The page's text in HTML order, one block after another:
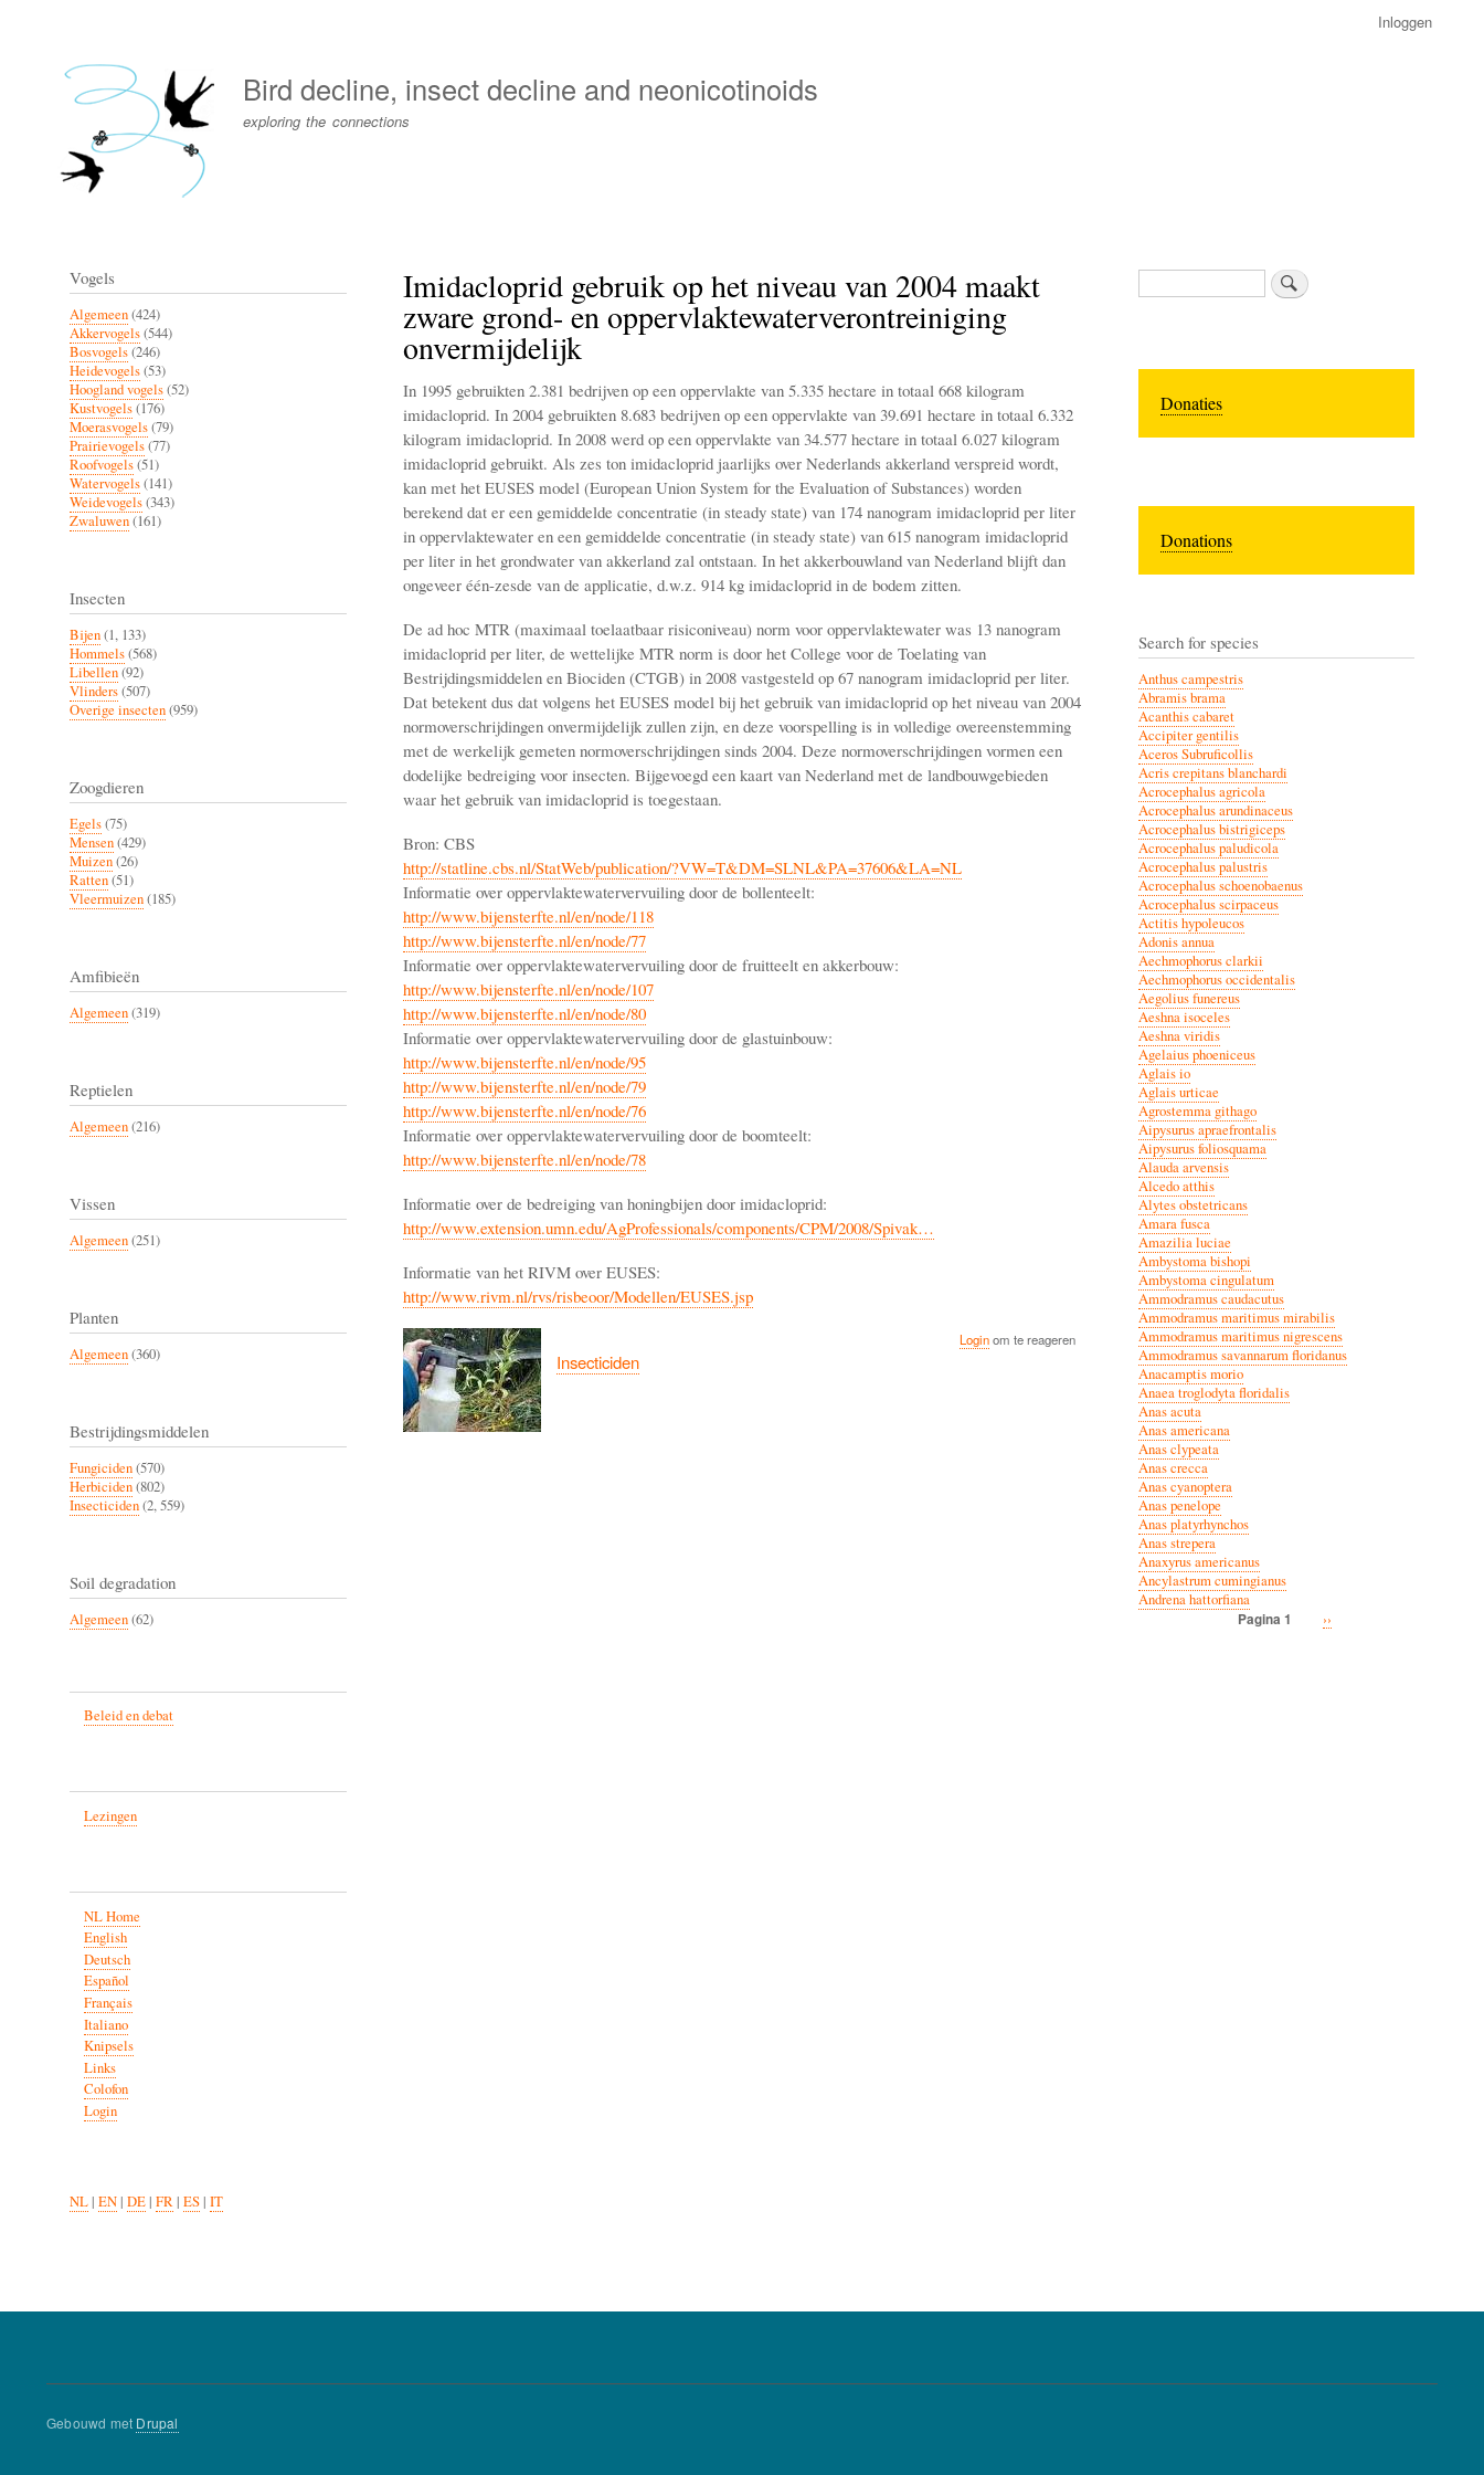
de
menu
Inloggen
Bird decline, insect decline and neonicotinoids
exploring the connections
Imidacloprid gebruik op het niveau van 2004 maakt
zware grond- en oppervlaktewaterverontreiniging
onvermijdelijk
In 1995 gebruikten 2.381 bedrijven op een oppervlakte van 5.335 hectare in totaal 668 kilogram
imidacloprid. In 2004 gebruikten 8.683 bedrijven op een oppervlakte van 39.691 hectare in totaal 6.332
kilogram imidacloprid. In 2008 werd op een oppervlakte van 34.577 hectare in totaal 6.027 kilogram
imidacloprid gebruikt. Als zes ton imidacloprid jaarlijks over Nederlands akkerland verspreid wordt,
kan met het EUSES model (European Union System for the Evaluation of Substances) worden
berekend dat er een gemiddelde concentratie (in steady state) van 174 nanogram imidacloprid per liter
in oppervlaktewater en een gemiddelde concentratie (in steady state) van 615 nanogram imidacloprid
per liter in het grondwater van akkerland zal ontstaan. In het akkerbouwland van Nederland blijft dan
ongeveer één-zesde van de applicatie, d.w.z. 914 kg imidacloprid in de bodem zitten.
De ad hoc MTR (maximaal toelaatbaar risiconiveau) norm voor oppervlaktewater was 13 nanogram
imidacloprid per liter, de wettelijke MTR norm is door het College voor de Toelating van
Bestrijdingsmiddelen en Biociden (CTGB) in 2008 vastgesteld op 67 nanogram imidacloprid per liter.
Dat betekent dus dat volgens het EUSES model bij het gebruik van imidacloprid op het niveau van 2004
normoverschrijdingen onvermijdelijk zullen zijn, en deze voorspelling is in volledige overeenstemming
met de werkelijk gemeten normoverschrijdingen sinds 2004. Deze normoverschrijdingen vormen een
dodelijke bedreiging voor insecten. Bijgevoegd een kaart van Nederland met de landbouwgebieden
waar het gebruik van imidacloprid is toegestaan.
Bron: CBS
http://statline.cbs.nl/StatWeb/publication/?VW=T&DM=SLNL&PA=37606&LA=NL
Informatie over oppervlaktewatervervuiling door de bollenteelt:
http://www.bijensterfte.nl/en/node/118
http://www.bijensterfte.nl/en/node/77
Informatie over oppervlaktewatervervuiling door de fruitteelt en akkerbouw:
http://www.bijensterfte.nl/en/node/107
http://www.bijensterfte.nl/en/node/80
Informatie over oppervlaktewatervervuiling door de glastuinbouw:
http://www.bijensterfte.nl/en/node/95
http://www.bijensterfte.nl/en/node/79
http://www.bijensterfte.nl/en/node/76
Informatie over oppervlaktewatervervuiling door de boomteelt:
http://www.bijensterfte.nl/en/node/78
Informatie over de bedreiging van honingbijen door imidacloprid:
http://www.extension.umn.edu/AgProfessionals/components/CPM/2008/Spivak…
Informatie van het RIVM over EUSES:
http://www.rivm.nl/rvs/risbeoor/Modellen/EUSES.jsp
Loginom te reageren
Insecticiden
Vogels
Algemeen(424)
Akkervogels(544)
Bosvogels(246)
Heidevogels(53)
Hoogland vogels(52)
Kustvogels(176)
Moerasvogels(79)
Prairievogels(77)
Roofvogels(51)
Watervogels(141)
Weidevogels(343)
Zwaluwen(161)
Insecten
Bijen(1, 133)
Hommels(568)
Libellen(92)
Vlinders(507)
Overige insecten(959)
Zoogdieren
Egels(75)
Mensen(429)
Muizen(26)
Ratten(51)
Vleermuizen(185)
Amfibieën
Algemeen(319)
Reptielen
Algemeen(216)
Vissen
Algemeen(251)
Planten
Algemeen(360)
Bestrijdingsmiddelen
Fungiciden(570)
Herbiciden(802)
Insecticiden(2, 559)
Soil degradation
Algemeen(62)
Beleid en debat
Lezingen
NL Home
English
Deutsch
Español
Français
Italiano
Knipsels
Links
Colofon
Login
NL| EN| DE| FR| ES| IT
Zoeken
Donaties
Donations
Search for species
Anthus campestris
Abramis brama
Acanthis cabaret
Accipiter gentilis
Aceros Subruficollis
Acris crepitans blanchardi
Acrocephalus agricola
Acrocephalus arundinaceus
Acrocephalus bistrigiceps
Acrocephalus paludicola
Acrocephalus palustris
Acrocephalus schoenobaenus
Acrocephalus scirpaceus
Actitis hypoleucos
Adonis annua
Aechmophorus clarkii
Aechmophorus occidentalis
Aegolius funereus
Aeshna isoceles
Aeshna viridis
Agelaius phoeniceus
Aglais io
Aglais urticae
Agrostemma githago
Aipysurus apraefrontalis
Aipysurus foliosquama
Alauda arvensis
Alcedo atthis
Alytes obstetricans
Amara fusca
Amazilia luciae
Ambystoma bishopi
Ambystoma cingulatum
Ammodramus caudacutus
Ammodramus maritimus mirabilis
Ammodramus maritimus nigrescens
Ammodramus savannarum floridanus
Anacamptis morio
Anaea troglodyta floridalis
Anas acuta
Anas americana
Anas clypeata
Anas crecca
Anas cyanoptera
Anas penelope
Anas platyrhynchos
Anas strepera
Anaxyrus americanus
Ancylastrum cumingianus
Andrena hattorfiana
Pagina 1
Volgende
››
Gebouwd met Drupal